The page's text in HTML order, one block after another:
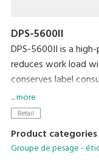
DPS-5600II
DPS-5600II is a
reduces work load
conserves label
and auto-cut feature
environmental
... more
Retail
Product categories
Groupe de pesage -